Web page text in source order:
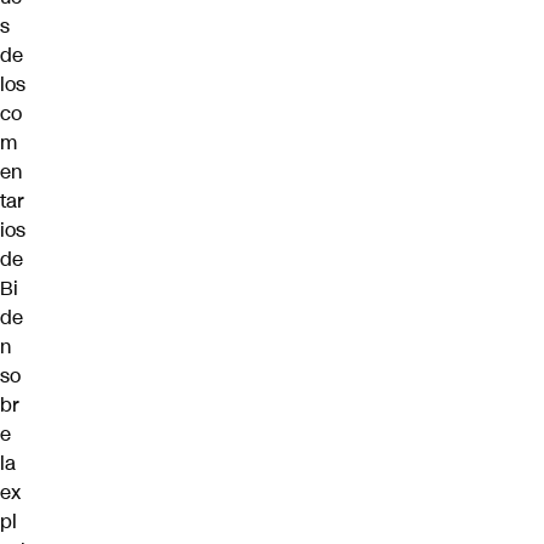
s
de
los
co
m
en
tar
ios
de
Bi
de
n
so
br
e
la
ex
pl